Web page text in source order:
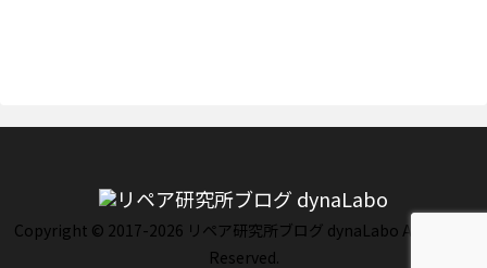
Copyright © 2017-2026 リペア研究所ブログ dynaLabo All Rights
Reserved.